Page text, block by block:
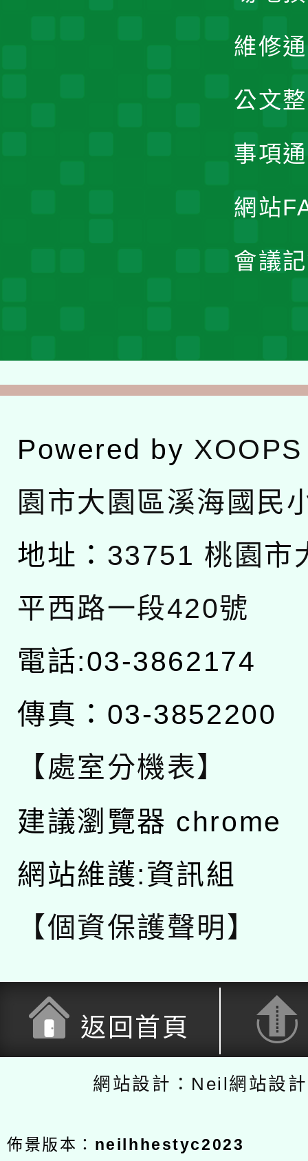
維修
公文
事項
網站
會議
Powered by XOOPS
園市大園區溪海國民
地址： 33751 桃園市
平西路一段420號
電話:03-3862174
傳真：03-3852200
【處室分機表】
建議瀏覽器 chrome
網站維護:資訊組
【個資保護聲明】
返回首頁
網站設計：Neil網站設
佈景版本： neilhhestyc2023